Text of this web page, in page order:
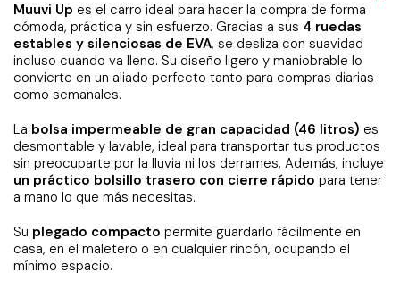
Muuvi Up es el carro ideal para hacer la compra de forma
cómoda, práctica y sin esfuerzo. Gracias a sus 4 ruedas
estables y silenciosas de EVA, se desliza con suavidad
incluso cuando va lleno. Su diseño ligero y maniobrable lo
convierte en un aliado perfecto tanto para compras diarias
como semanales.
La bolsa impermeable de gran capacidad (46 litros) es
desmontable y lavable, ideal para transportar tus productos
sin preocuparte por la lluvia ni los derrames. Además, incluye
un práctico bolsillo trasero con cierre rápido para tener
a mano lo que más necesitas.
Su plegado compacto permite guardarlo fácilmente en
casa, en el maletero o en cualquier rincón, ocupando el
mínimo espacio.